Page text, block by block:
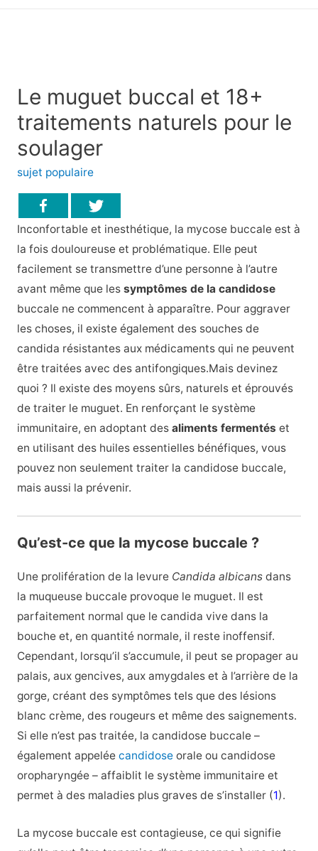
Le muguet buccal et 18+
traitements naturels pour le
soulager
sujet populaire
Inconfortable et inesthétique, la mycose buccale est à
la fois douloureuse et problématique. Elle peut
facilement se transmettre d’une personne à l’autre
avant même que les symptômes de la candidose
buccale ne commencent à apparaître. Pour aggraver
les choses, il existe également des souches de
candida résistantes aux médicaments qui ne peuvent
être traitées avec des antifongiques.Mais devinez
quoi ? Il existe des moyens sûrs, naturels et éprouvés
de traiter le muguet. En renforçant le système
immunitaire, en adoptant des aliments fermentés et
en utilisant des huiles essentielles bénéfiques, vous
pouvez non seulement traiter la candidose buccale,
mais aussi la prévenir.
Qu’est-ce que la mycose buccale ?
Une prolifération de la levure Candida albicansdans
la muqueuse buccale provoque le muguet. Il est
parfaitement normal que le candida vive dans la
bouche et, en quantité normale, il reste inoffensif.
Cependant, lorsqu’il s’accumule, il peut se propager au
palais, aux gencives, aux amygdales et à l’arrière de la
gorge, créant des symptômes tels que des lésions
blanc crème, des rougeurs et même des saignements.
Si elle n’est pas traitée, la candidose buccale –
également appelée candidoseorale ou candidose
oropharyngée – affaiblit le système immunitaire et
permet à des maladies plus graves de s’installer (1).
La mycose buccale est contagieuse, ce qui signifie